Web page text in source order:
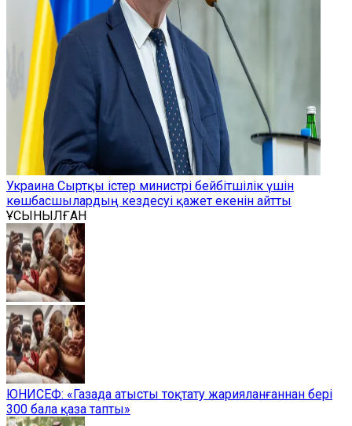
Украина Сыртқы істер министрі бейбітшілік үшін
көшбасшылардың кездесуі қажет екенін айтты
ҰСЫНЫЛҒАН
ЮНИСЕФ: «Газада атысты тоқтату жарияланғаннан бері
300 бала қаза тапты»